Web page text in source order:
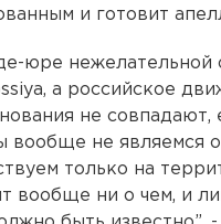
и готовит
юре нежелательной
а российское
не совпадают,
вообще не являемся
только на
вообще ни о чем, и